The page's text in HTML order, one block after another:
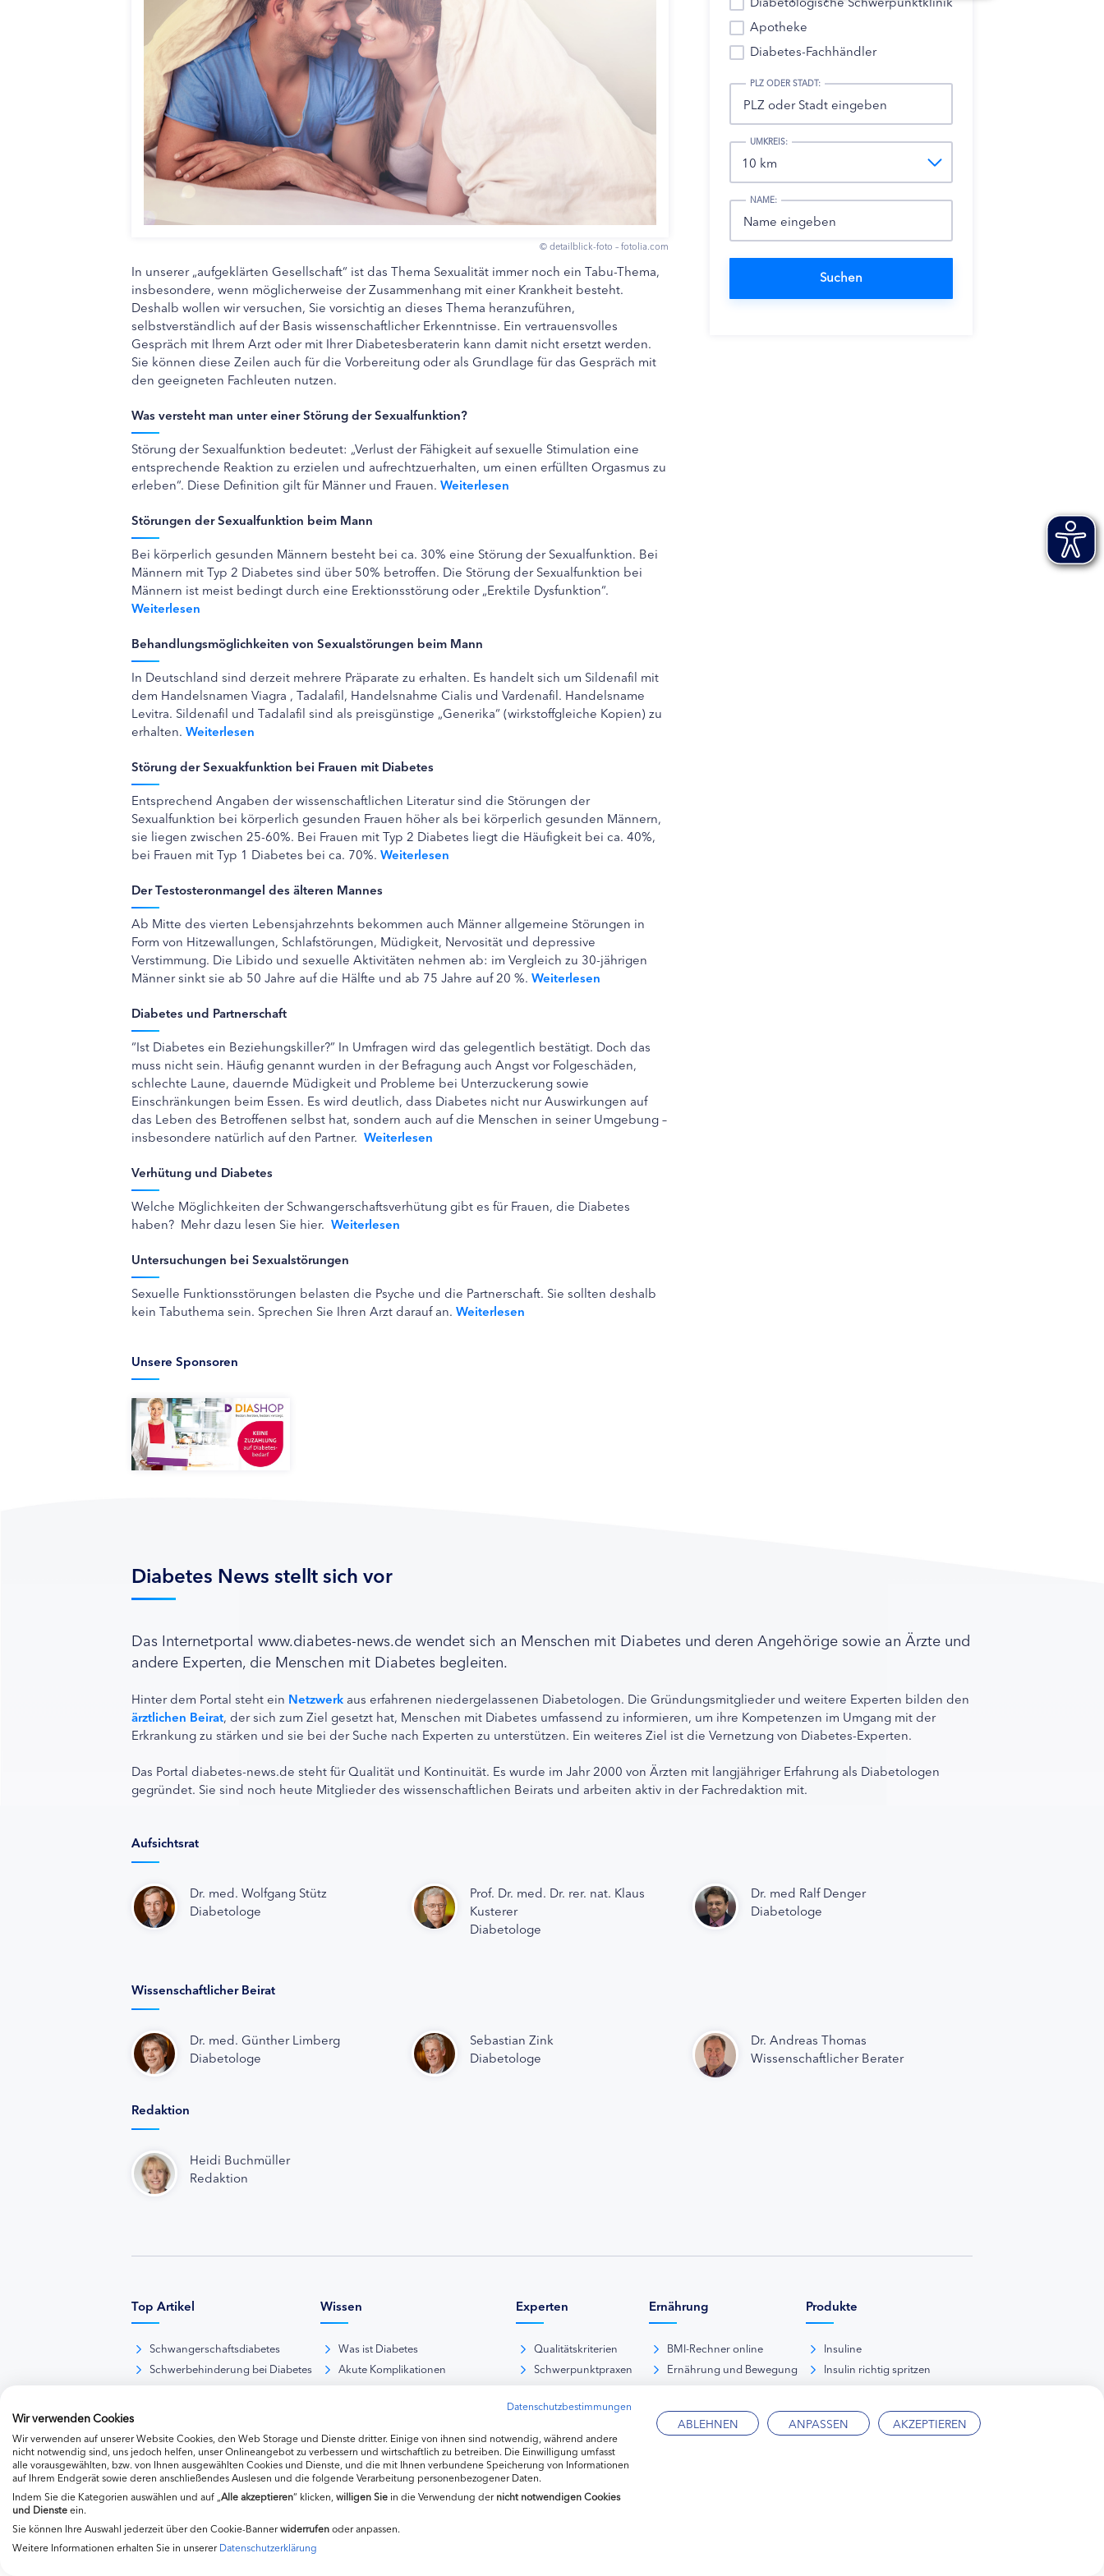
© detailblick-foto – fotolia.com
In unserer „aufgeklärten Gesellschaft“ ist das Thema Sexualität immer noch ein Tabu-Thema,
insbesondere, wenn möglicherweise der Zusammenhang mit einer Krankheit besteht.
Deshalb wollen wir versuchen, Sie vorsichtig an dieses Thema heranzuführen,
selbstverständlich auf der Basis wissenschaftlicher Erkenntnisse. Ein vertrauensvolles
Gespräch mit Ihrem Arzt oder mit Ihrer Diabetesberaterin kann damit nicht ersetzt werden.
Sie können diese Zeilen auch für die Vorbereitung oder als Grundlage für das Gespräch mit
den geeigneten Fachleuten nutzen.
Was versteht man unter einer Störung der Sexualfunktion?
Störung der Sexualfunktion bedeutet: „Verlust der Fähigkeit auf sexuelle Stimulation eine
entsprechende Reaktion zu erzielen und aufrechtzuerhalten, um einen erfüllten Orgasmus zu
erleben“. Diese Definition gilt für Männer und Frauen. Weiterlesen
Störungen der Sexualfunktion beim Mann
Bei körperlich gesunden Männern besteht bei ca. 30% eine Störung der Sexualfunktion. Bei
Männern mit Typ 2 Diabetes sind über 50% betroffen. Die Störung der Sexualfunktion bei
Männern ist meist bedingt durch eine Erektionsstörung oder „Erektile Dysfunktion“.
Weiterlesen
Behandlungsmöglichkeiten von Sexualstörungen beim Mann
In Deutschland sind derzeit mehrere Präparate zu erhalten. Es handelt sich um Sildenafil mit
dem Handelsnamen Viagra , Tadalafil, Handelsnahme Cialis und Vardenafil. Handelsname
Levitra. Sildenafil und Tadalafil sind als preisgünstige „Generika“ (wirkstoffgleiche Kopien) zu
erhalten. Weiterlesen
Störung der Sexuakfunktion bei Frauen mit Diabetes
Entsprechend Angaben der wissenschaftlichen Literatur sind die Störungen der
Sexualfunktion bei körperlich gesunden Frauen höher als bei körperlich gesunden Männern,
sie liegen zwischen 25-60%. Bei Frauen mit Typ 2 Diabetes liegt die Häufigkeit bei ca. 40%,
bei Frauen mit Typ 1 Diabetes bei ca. 70%. Weiterlesen
Der Testosteronmangel des älteren Mannes
Ab Mitte des vierten Lebensjahrzehnts bekommen auch Männer allgemeine Störungen in
Form von Hitzewallungen, Schlafstörungen, Müdigkeit, Nervosität und depressive
Verstimmung. Die Libido und sexuelle Aktivitäten nehmen ab: im Vergleich zu 30-jährigen
Männer sinkt sie ab 50 Jahre auf die Hälfte und ab 75 Jahre auf 20 %. Weiterlesen
Diabetes und Partnerschaft
“Ist Diabetes ein Beziehungskiller?” In Umfragen wird das gelegentlich bestätigt. Doch das
muss nicht sein. Häufig genannt wurden in der Befragung auch Angst vor Folgeschäden,
schlechte Laune, dauernde Müdigkeit und Probleme bei Unterzuckerung sowie
Einschränkungen beim Essen. Es wird deutlich, dass Diabetes nicht nur Auswirkungen auf
das Leben des Betroffenen selbst hat, sondern auch auf die Menschen in seiner Umgebung –
insbesondere natürlich auf den Partner. Weiterlesen
Verhütung und Diabetes
Welche Möglichkeiten der Schwangerschaftsverhütung gibt es für Frauen, die Diabetes
haben? Mehr dazu lesen Sie hier. Weiterlesen
Untersuchungen bei Sexualstörungen
Sexuelle Funktionsstörungen belasten die Psyche und die Partnerschaft. Sie sollten deshalb
kein Tabuthema sein. Sprechen Sie Ihren Arzt darauf an. Weiterlesen
Apotheke
Diabetes-Fachhändler
PLZ ODER STADT:
UMKREIS:
NAME:
Unsere Sponsoren
Diabetes News stellt sich vor
Das Internetportal www.diabetes-news.de wendet sich an Menschen mit Diabetes und deren Angehörige sowie an Ärzte und
andere Experten, die Menschen mit Diabetes begleiten.
Hinter dem Portal steht ein Netzwerk aus erfahrenen niedergelassenen Diabetologen. Die Gründungsmitglieder und weitere Experten bilden den
ärztlichen Beirat, der sich zum Ziel gesetzt hat, Menschen mit Diabetes umfassend zu informieren, um ihre Kompetenzen im Umgang mit der
Erkrankung zu stärken und sie bei der Suche nach Experten zu unterstützen. Ein weiteres Ziel ist die Vernetzung von Diabetes-Experten.
Das Portal diabetes-news.de steht für Qualität und Kontinuität. Es wurde im Jahr 2000 von Ärzten mit langjähriger Erfahrung als Diabetologen
gegründet. Sie sind noch heute Mitglieder des wissenschaftlichen Beirats und arbeiten aktiv in der Fachredaktion mit.
Aufsichtsrat
Dr. med. Wolfgang Stütz
Diabetologe
Prof. Dr. med. Dr. rer. nat. Klaus
Kusterer
Diabetologe
Dr. med Ralf Denger
Diabetologe
Wissenschaftlicher Beirat
Dr. med. Günther Limberg
Diabetologe
Sebastian Zink
Diabetologe
Dr. Andreas Thomas
Wissenschaftlicher Berater
Redaktion
Heidi Buchmüller
Redaktion
Top Artikel
Schwangerschaftsdiabetes
Schwerbehinderung bei Diabetes
Wissen
Was ist Diabetes
Akute Komplikationen
Therapie Typ-2-Diabetes
Weitere hormonelle Erkrankungen
Experten
Qualitätskriterien
Schwerpunktpraxen
Kliniken
Diabetes-Fachhändler
Ernährung
BMI-Rechner online
Ernährung und Bewegung
Lebensmittelkunde
Produkte
Insuline
Insulin richtig spritzen
Datenschutzbestimmungen
Wir verwenden Cookies
Wir verwenden auf unserer Website Cookies, den Web Storage und Dienste dritter. Einige von ihnen sind notwendig, während andere
nicht notwendig sind, uns jedoch helfen, unser Onlineangebot zu verbessern und wirtschaftlich zu betreiben. Die Einwilligung umfasst
alle vorausgewählten, bzw. von Ihnen ausgewählten Cookies und Dienste, und die mit Ihnen verbundene Speicherung von Informationen
auf Ihrem Endgerät sowie deren anschließendes Auslesen und die folgende Verarbeitung personenbezogener Daten.
Indem Sie die Kategorien auswählen und auf „ Alle akzeptieren“ klicken, willigenSie in die Verwendung dernicht notwendigen Cookies
und Diensteein.
Sie können Ihre Auswahl jederzeit über den Cookie-Bannerwiderrufenoder anpassen.
Weitere Informationen erhalten Sie in unsererDatenschutzerklärung
ABLEHNEN ANPASSEN AKZEPTIEREN